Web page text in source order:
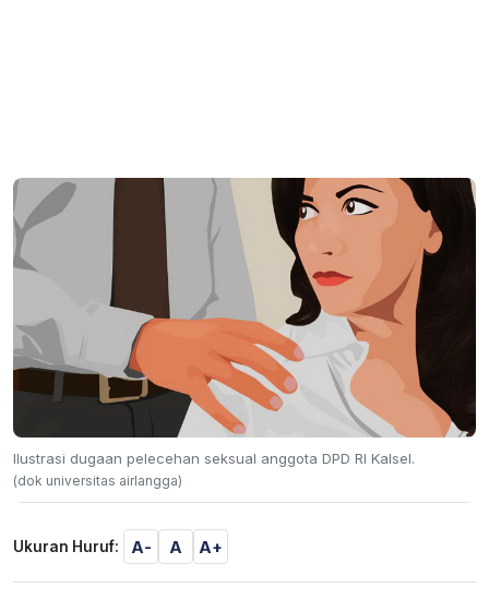
Ilustrasi dugaan pelecehan seksual anggota DPD RI Kalsel.
(dok universitas airlangga)
Ukuran Huruf: A- A A+